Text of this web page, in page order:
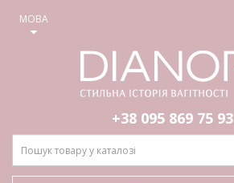
МОВА
+38 095 869 75 93